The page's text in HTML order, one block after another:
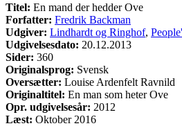
Titel: En mand der hedder Ove
Forfatter: Fredrik Backman
Udgiver: Lindhardt og Ringhof,
Udgivelsesdato: 20.12.2013
Sider: 360
Originalsprog: Svensk
Oversætter: Louise Ardenfelt Ravnild
Originaltitel: En man som heter Ove
Opr. udgivelsesår: 2012
Læst: Oktober 2016